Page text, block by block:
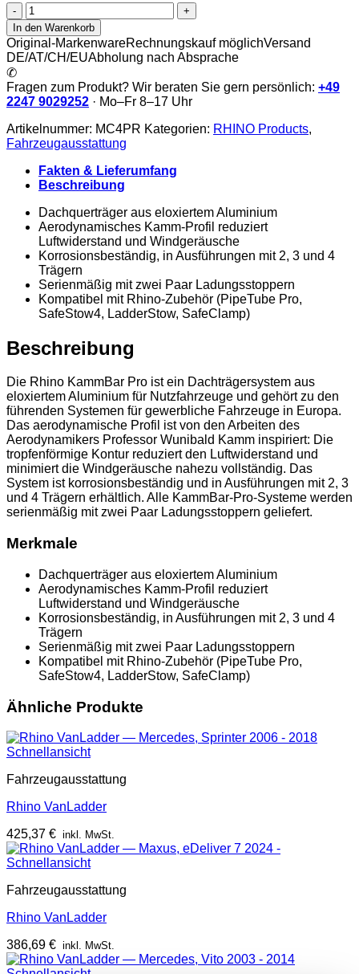
Rhino
KammBar
Pro
Menge
In den Warenkorb
Original-MarkenwareRechnungskauf möglichVersand
DE/AT/CH/EUAbholung nach Absprache
✆
Fragen zum Produkt? Wir beraten Sie gern persönlich: +49
2247 9029252 · Mo–Fr 8–17 Uhr
Artikelnummer: MC4PR Kategorien: RHINO Products,
Fahrzeugausstattung
Fakten & Lieferumfang
Beschreibung
Dachquerträger aus eloxiertem Aluminium
Aerodynamisches Kamm-Profil reduziert
Luftwiderstand und Windgeräusche
Korrosionsbeständig, in Ausführungen mit 2, 3 und 4
Trägern
Serienmäßig mit zwei Paar Ladungsstoppern
Kompatibel mit Rhino-Zubehör (PipeTube Pro,
SafeStow4, LadderStow, SafeClamp)
Beschreibung
Die Rhino KammBar Pro ist ein Dachträgersystem aus
eloxiertem Aluminium für Nutzfahrzeuge und gehört zu den
führenden Systemen für gewerbliche Fahrzeuge in Europa.
Das aerodynamische Profil ist von den Arbeiten des
Aerodynamikers Professor Wunibald Kamm inspiriert: Die
tropfenförmige Kontur reduziert den Luftwiderstand und
minimiert die Windgeräusche nahezu vollständig. Das
System ist korrosionsbeständig und in Ausführungen mit 2, 3
und 4 Trägern erhältlich. Alle KammBar-Pro-Systeme werden
serienmäßig mit zwei Paar Ladungsstoppern geliefert.
Merkmale
Dachquerträger aus eloxiertem Aluminium
Aerodynamisches Kamm-Profil reduziert
Luftwiderstand und Windgeräusche
Korrosionsbeständig, in Ausführungen mit 2, 3 und 4
Trägern
Serienmäßig mit zwei Paar Ladungsstoppern
Kompatibel mit Rhino-Zubehör (PipeTube Pro,
SafeStow4, LadderStow, SafeClamp)
Ähnliche Produkte
Schnellansicht
Fahrzeugausstattung
Rhino VanLadder
425,37 € inkl. MwSt.
Schnellansicht
Fahrzeugausstattung
Rhino VanLadder
386,69 € inkl. MwSt.